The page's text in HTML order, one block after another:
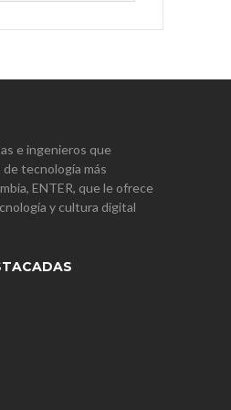
e ingenieros que
tecnología más
ENTER, que le ofrece
y cultura digital